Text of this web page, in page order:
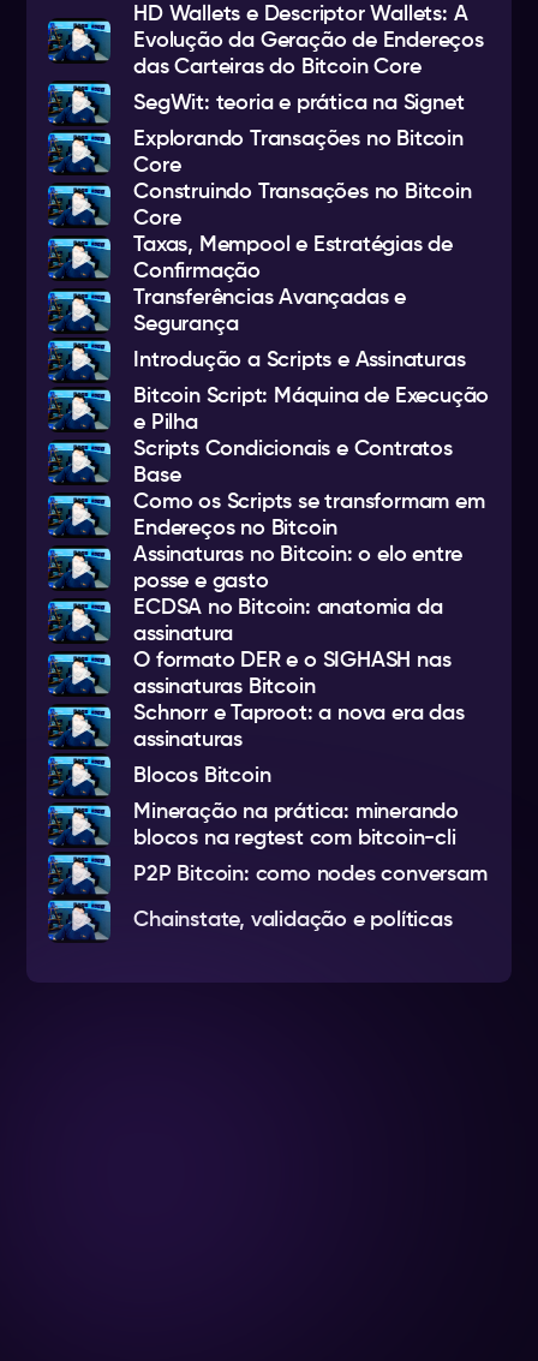
HD Wallets e Descriptor Wallets: A
Evolução da Geração de Endereços
das Carteiras do Bitcoin Core
SegWit: teoria e prática na Signet
Explorando Transações no Bitcoin
Core
Construindo Transações no Bitcoin
Core
Taxas, Mempool e Estratégias de
Confirmação
Transferências Avançadas e
Segurança
Introdução a Scripts e Assinaturas
Bitcoin Script: Máquina de Execução
e Pilha
Scripts Condicionais e Contratos
Base
Como os Scripts se transformam em
Endereços no Bitcoin
Assinaturas no Bitcoin: o elo entre
posse e gasto
ECDSA no Bitcoin: anatomia da
assinatura
O formato DER e o SIGHASH nas
assinaturas Bitcoin
Schnorr e Taproot: a nova era das
assinaturas
Blocos Bitcoin
Mineração na prática: minerando
blocos na regtest com bitcoin-cli
P2P Bitcoin: como nodes conversam
Chainstate, validação e políticas